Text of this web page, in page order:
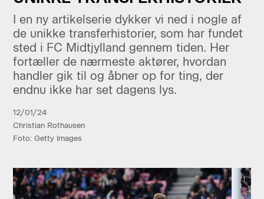
I en ny artikelserie dykker vi ned i nogle af
de unikke transferhistorier, som har fundet
sted i FC Midtjylland gennem tiden. Her
fortæller de nærmeste aktører, hvordan
handler gik til og åbner op for ting, der
endnu ikke har set dagens lys.
12/01/24
Christian Rothausen
Foto: Getty Images